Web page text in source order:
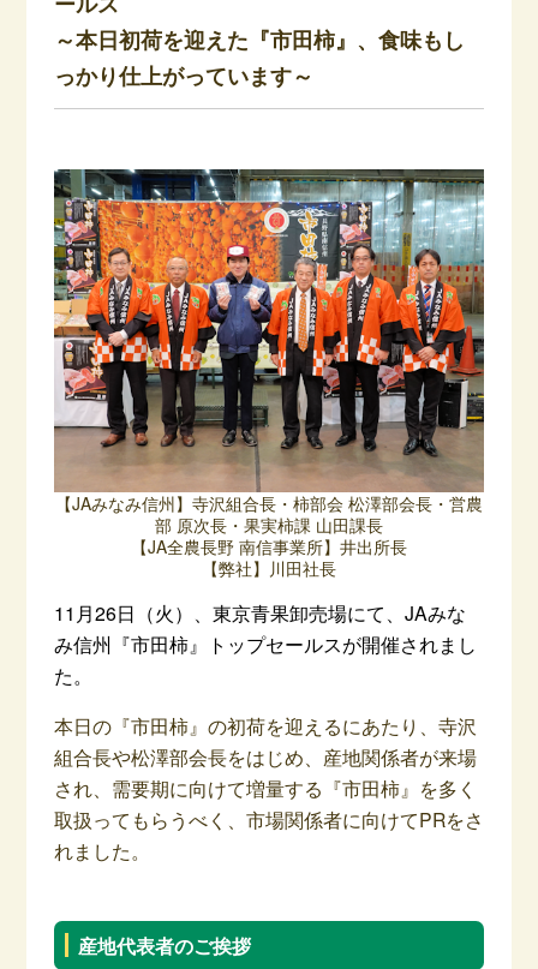
～本日初荷を迎えた『市田柿』、食味もし
っかり仕上がっています～
【JAみなみ信州】寺沢組合長・柿部会 松澤部会長・営農
部 原次長・果実柿課 山田課長
【JA全農長野 南信事業所】井出所長
【弊社】川田社長
11月26日（火）、東京青果卸売場にて、JAみな
み信州『市田柿』トップセールスが開催されまし
た。
本日の『市田柿』の初荷を迎えるにあたり、寺沢
組合長や松澤部会長をはじめ、産地関係者が来場
され、需要期に向けて増量する『市田柿』を多く
取扱ってもらうべく、市場関係者に向けてPRをさ
れました。
産地代表者のご挨拶